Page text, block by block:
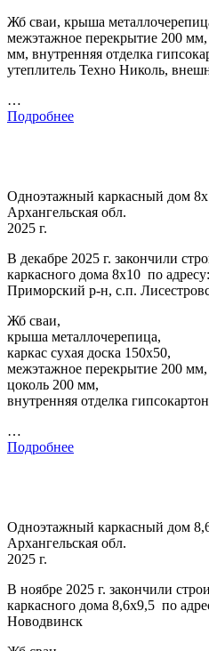
Жб сваи, крыша
межэтажное перекрытие 200
мм, внутренняя отделка
утеплитель Техно Николь,
…
Подробнее
Одноэтажный каркасный дом
Архангельская обл.
2025 г.
В декабре 2025 г. закончили
каркасного дома 8х10 по
Приморский р-н, с.п.
Жб сваи,
крыша металлочерепица,
каркас сухая доска 150х50,
межэтажное перекрытие 200 мм,
цоколь 200 мм,
внутренняя отделка
…
Подробнее
Одноэтажный каркасный дом
Архангельская обл.
2025 г.
В ноябре 2025 г. закончили
каркасного дома 8,6х9,5 по
Новодвинск